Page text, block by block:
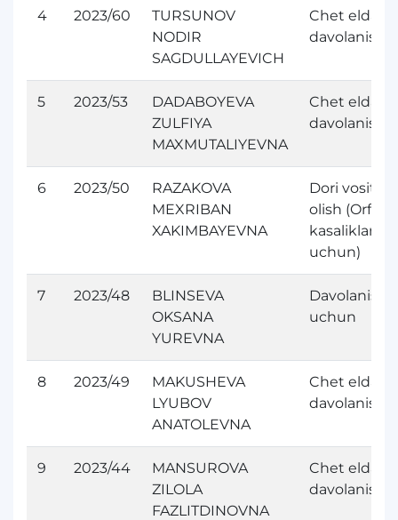
4 2023/60
TURSUNOV
NODIR
SAGDULLAYEVICH
Chet elda
davolanish
5 2023/53
DADABOYEVA
ZULFIYA
MAXMUTALIYEVNA
Chet elda
davolanish
6 2023/50
RAZAKOVA
MEXRIBAN
XAKIMBAYEVNA
Dori
olish (Orfan
kasaliklari
uchun)
7 2023/48
BLINSEVA
OKSANA
YUREVNA
Davolanish
uchun
8 2023/49
MAKUSHEVA
LYUBOV
ANATOLEVNA
Chet elda
davolanish
9 2023/44
MANSUROVA
ZILOLA
FAZLITDINOVNA
Chet elda
davolanish